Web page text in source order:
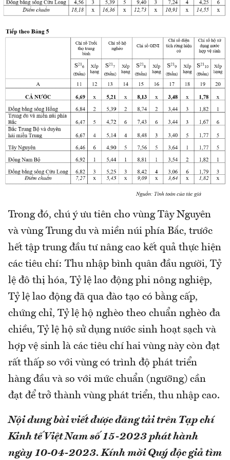
Trong đó, chú ý ưu tiên cho vùng Tây Nguyên
và vùng Trung du và miền núi phía Bắc, trước
hết tập trung đầu tư nâng cao kết quả thực hiện
các tiêu chí: Thu nhập bình quân đầu người, Tỷ
lệ đô thị hóa, Tỷ lệ lao động phi nông nghiệp,
Tỷ lệ lao động đã qua đào tạo có bằng cấp,
chứng chỉ, Tỷ lệ hộ nghèo theo chuẩn nghèo đa
chiều, Tỷ lệ hộ sử dụng nước sinh hoạt sạch và
hợp vệ sinh là các tiêu chí hai vùng này còn đạt
rất thấp so với vùng có trình độ phát triển
hàng đầu và so với mức chuẩn (ngưỡng) cần
đạt để trở thành vùng phát triển, thu nhập cao.
Nội dung bài viết được đăng tải trên Tạp chí
Kinh tế Việt Nam số 15-2023 phát hành
ngày 10-04-2023.Kính mời Quý độc giả tìm